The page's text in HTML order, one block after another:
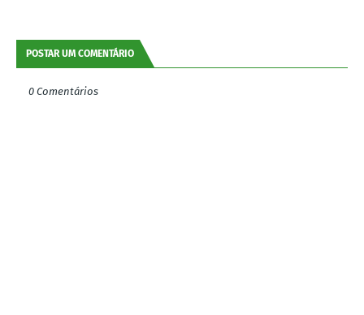
POSTAR UM COMENTÁRIO
0 Comentários